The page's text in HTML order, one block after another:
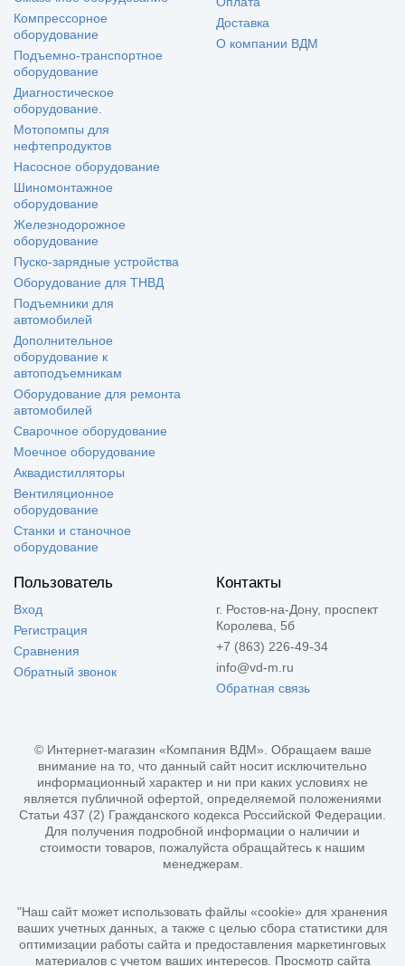
Компрессорное
оборудование
Подъемно-транспортное
оборудование
Диагностическое
оборудование.
Мотопомпы для
нефтепродуктов
Насосное оборудование
Шиномонтажное
оборудование
Железнодорожное
оборудование
Пуско-зарядные устройства
Оборудование для ТНВД
Подъемники для
автомобилей
Дополнительное
оборудование к
автоподъемникам
Оборудование для ремонта
автомобилей
Сварочное оборудование
Моечное оборудование
Аквадистилляторы
Вентиляционное
оборудование
Станки и станочное
оборудование
Доставка
О компании ВДМ
Пользователь
Вход
Регистрация
Сравнения
Обратный звонок
Контакты
г. Ростов-на-Дону, проспект
Королева, 5б
+7 (863) 226-49-34
info@vd-m.ru
Обратная связь
© Интернет-магазин «Компания ВДМ». Обращаем ваше
внимание на то, что данный сайт носит исключительно
информационный характер и ни при каких условиях не
является публичной офертой, определяемой положениями
Статьи 437 (2) Гражданского кодекса Российской Федерации.
Для получения подробной информации о наличии и
стоимости товаров, пожалуйста обращайтесь к нашим
менеджерам.
"Наш сайт может использовать файлы «cookie» для хранения
ваших учетных данных, а также с целью сбора статистики для
оптимизации работы сайта и предоставления маркетинговых
материалов с учетом ваших интересов. Просмотр сайта